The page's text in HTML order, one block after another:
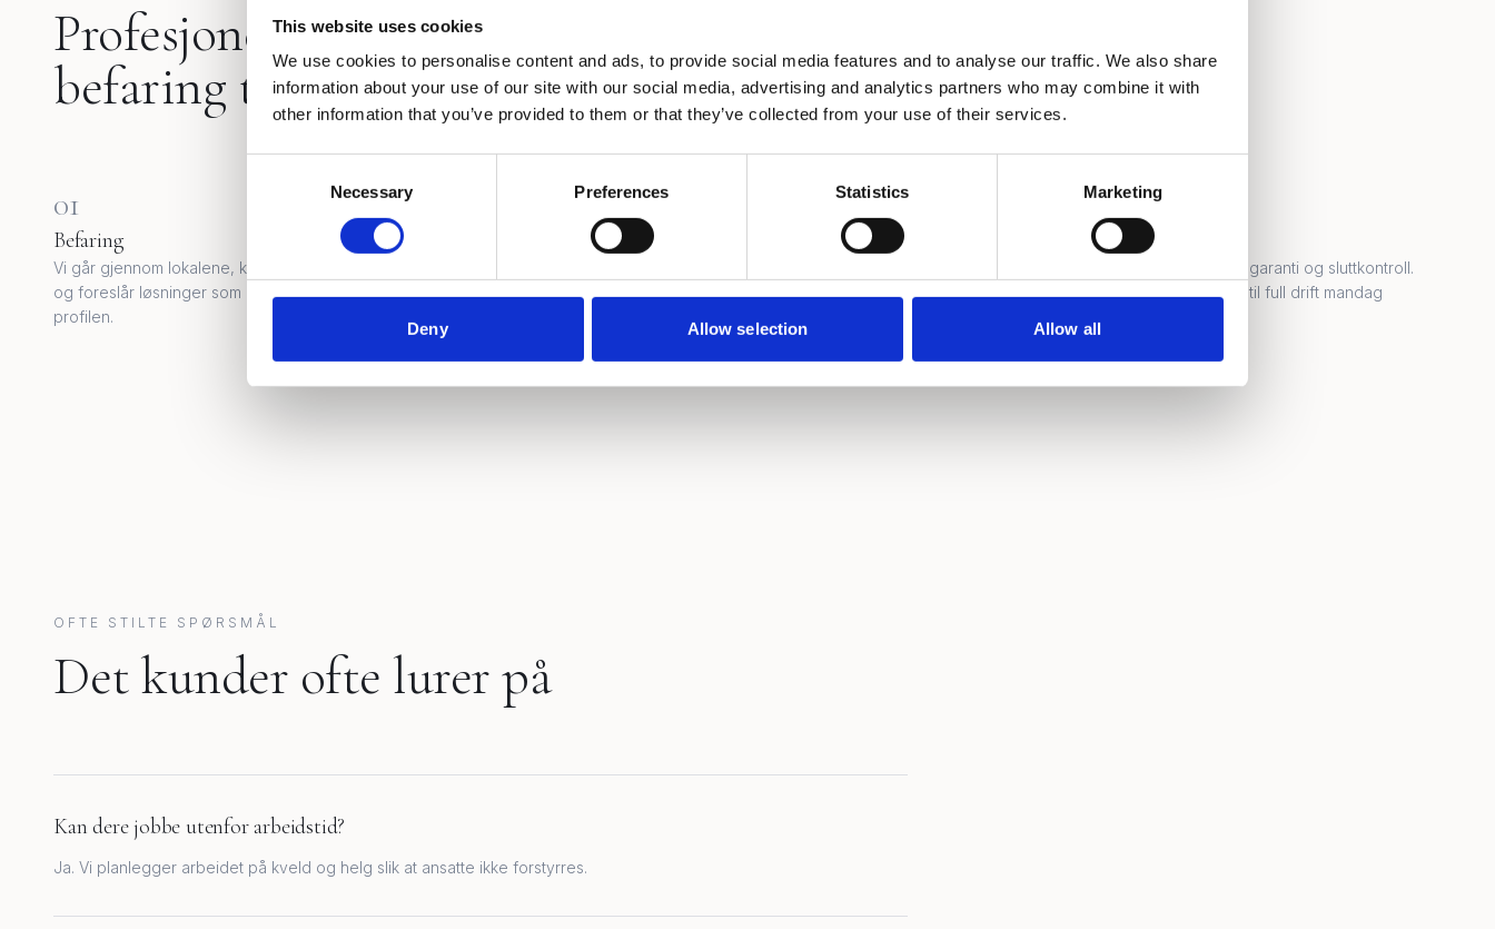
This website uses cookies
We use cookies to personalise content and ads, to provide social media features and to analyse our traffic. We also share
information about your use of our site with our social media, advertising and analytics partners who may combine it with
other information that you’ve provided to them or that they’ve collected from your use of their services.
Necessary Preferences Statistics Marketing
Deny Allow selection Allow all
Profesjonell prosess fra
befaring til ferdig overflate
01
Befaring
Vi går gjennom lokalene, kartlegger flater
og foreslår løsninger som matcher
profilen.
0
pris og tidsplan.
Helgemontasje
ferdige før første mandagsmøte.
04
Overlevering
Dokumentasjon, garanti og sluttkontroll.
Kontoret er klart til full drift mandag
OFTE STILTE SPØRSMÅL
Det kunder ofte lurer på
Kan dere jobbe utenfor arbeidstid?
Ja. Vi planlegger arbeidet på kveld og helg slik at ansatte ikke forstyrres.